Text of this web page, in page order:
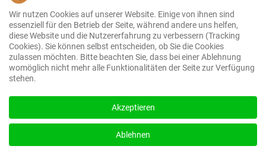
Steirische Frauenlandesliga 2026/27- 1. Spieltag
SPS
So, 23. Aug.. 2026
15.00 Uhr
USV Signal Girls
Hof / Straden
-:-
© ESV Knittelfeld - Soccer and more... 2026, Powered by
Startseite
Impressum
Datenschutz
traffic analysis. By continuing to visit this site you
agree to our use of cookies.
Wir nutzen Cookies auf unserer Website. Einige von ihnen sind
essenziell für den Betrieb der Seite, während andere uns helfen,
diese Website und die Nutzererfahrung zu verbessern (Tracking
Cookies). Sie können selbst entscheiden, ob Sie die Cookies
zulassen möchten. Bitte beachten Sie, dass bei einer Ablehnung
womöglich nicht mehr alle Funktionalitäten der Seite zur Verfügung
stehen.
Akzeptieren
Ablehnen